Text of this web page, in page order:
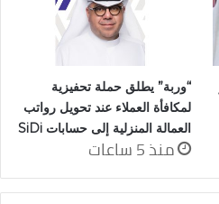
“وربة” يطلق حملة تحفيزية
لمكافأة العملاء عند تحويل رواتب
العمالة المنزلية إلى حسابات SiDi
منذ 5 ساعات